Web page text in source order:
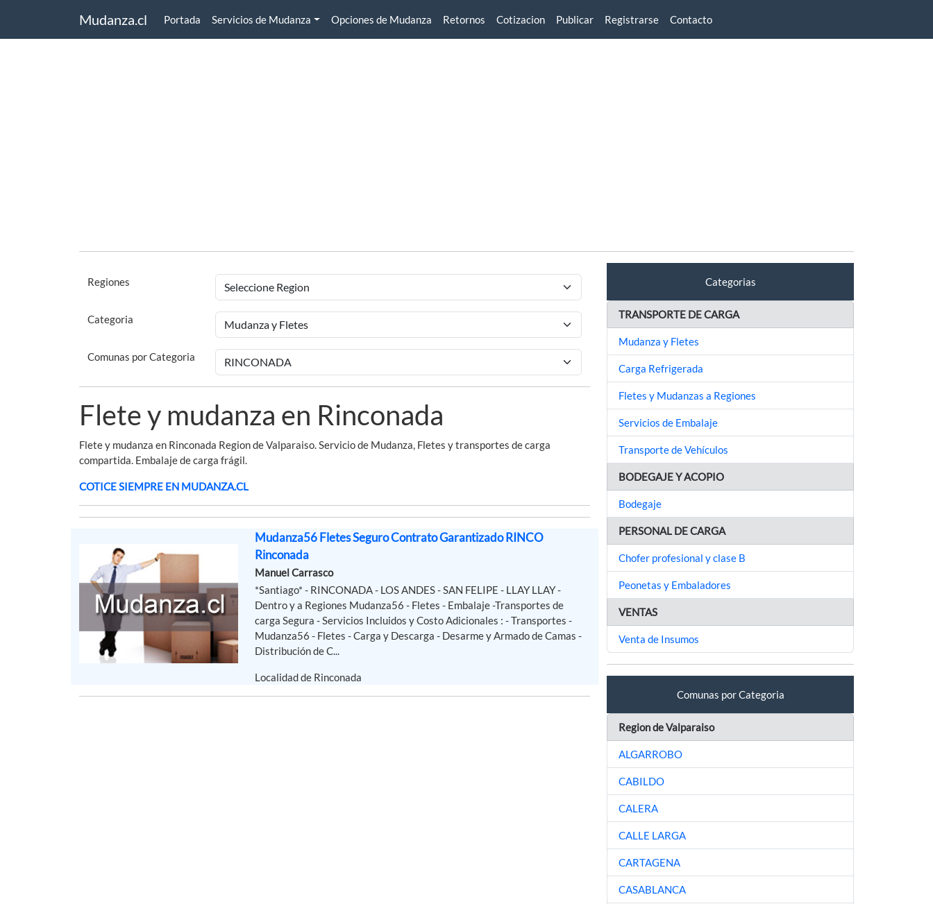
Mudanza.cl Portada Servicios de Mudanza Opciones de Mudanza Retornos Cotizacion Publicar Registrarse Contacto
Regiones
Categoria
Comunas por Categoria
Flete y mudanza en Rinconada
Flete y mudanza en Rinconada Region de Valparaiso. Servicio de Mudanza, Fletes y transportes de carga
compartida. Embalaje de carga frágil.
COTICE SIEMPRE EN MUDANZA.CL
Mudanza56 Fletes Seguro Contrato Garantizado RINCO
Rinconada
Manuel Carrasco
*Santiago* - RINCONADA - LOS ANDES - SAN FELIPE - LLAY LLAY -
Dentro y a Regiones Mudanza56 - Fletes - Embalaje -Transportes de
carga Segura - Servicios Incluidos y Costo Adicionales : - Transportes -
Mudanza56 - Fletes - Carga y Descarga - Desarme y Armado de Camas -
Distribución de C...
Localidad de Rinconada
Categorias
TRANSPORTE DE CARGA
Mudanza y Fletes
Carga Refrigerada
Fletes y Mudanzas a Regiones
Servicios de Embalaje
Transporte de Vehículos
BODEGAJE Y ACOPIO
Bodegaje
PERSONAL DE CARGA
Chofer profesional y clase B
Peonetas y Embaladores
VENTAS
Venta de Insumos
Comunas por Categoria
Region de Valparaiso
ALGARROBO
CABILDO
CALERA
CALLE LARGA
CARTAGENA
CASABLANCA